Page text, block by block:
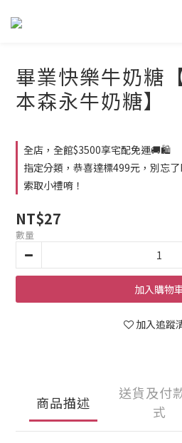
畢業快樂牛奶糖
本森永牛奶糖】
全店，全館$3500享宅配免運🚚🛍️
指定分類，恭喜達標499元，別忘
索取小禮唷！
NT$27
數量
加入購物
加入追蹤
商品描述
送貨及付
式